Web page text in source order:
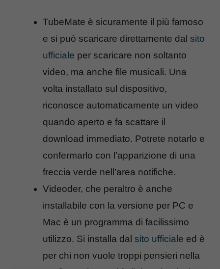
TubeMate è sicuramente il più famoso
e si può scaricare direttamente dal sito
ufficiale per scaricare non soltanto
video, ma anche file musicali. Una
volta installato sul dispositivo,
riconosce automaticamente un video
quando aperto e fa scattare il
download immediato. Potrete notarlo e
confermarlo con l’apparizione di una
freccia verde nell’area notifiche.
Videoder, che peraltro è anche
installabile con la versione per PC e
Mac è un programma di facilissimo
utilizzo. Si installa dal sito ufficiale ed è
per chi non vuole troppi pensieri nella